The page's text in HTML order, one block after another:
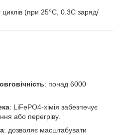
циклів (при 25°C, 0.3C заряд/
: понад 6000
: LiFePO4-хімія забезпечує
або перегріву.
: дозволяє масштабувати